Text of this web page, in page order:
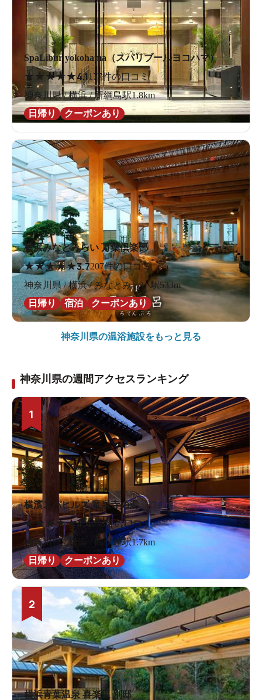
SpaLibur yokohama（スパリブールヨコハマ）
★ ★ ★★★4.1177件の口コミ
神奈川県 / 横浜 / 新綱島駅1.8km
日帰り
クーポンあり
横浜みなとみらい 万葉倶楽部
★★★★★3.7207件の口コミ
神奈川県 / 横浜 / みなとみらい駅533m
日帰り
宿泊 クーポンあり
神奈川県の温浴施設をもっと見る
神奈川県の週間アクセスランキング
1
横濱スパヒルズ 竜泉寺の湯
★★ ★★★4.4698件の口コミ
神奈川県 / 横浜 / 鶴ケ峰駅1.7km
日帰り
クーポンあり
2
横浜青葉温泉 喜楽里 別邸